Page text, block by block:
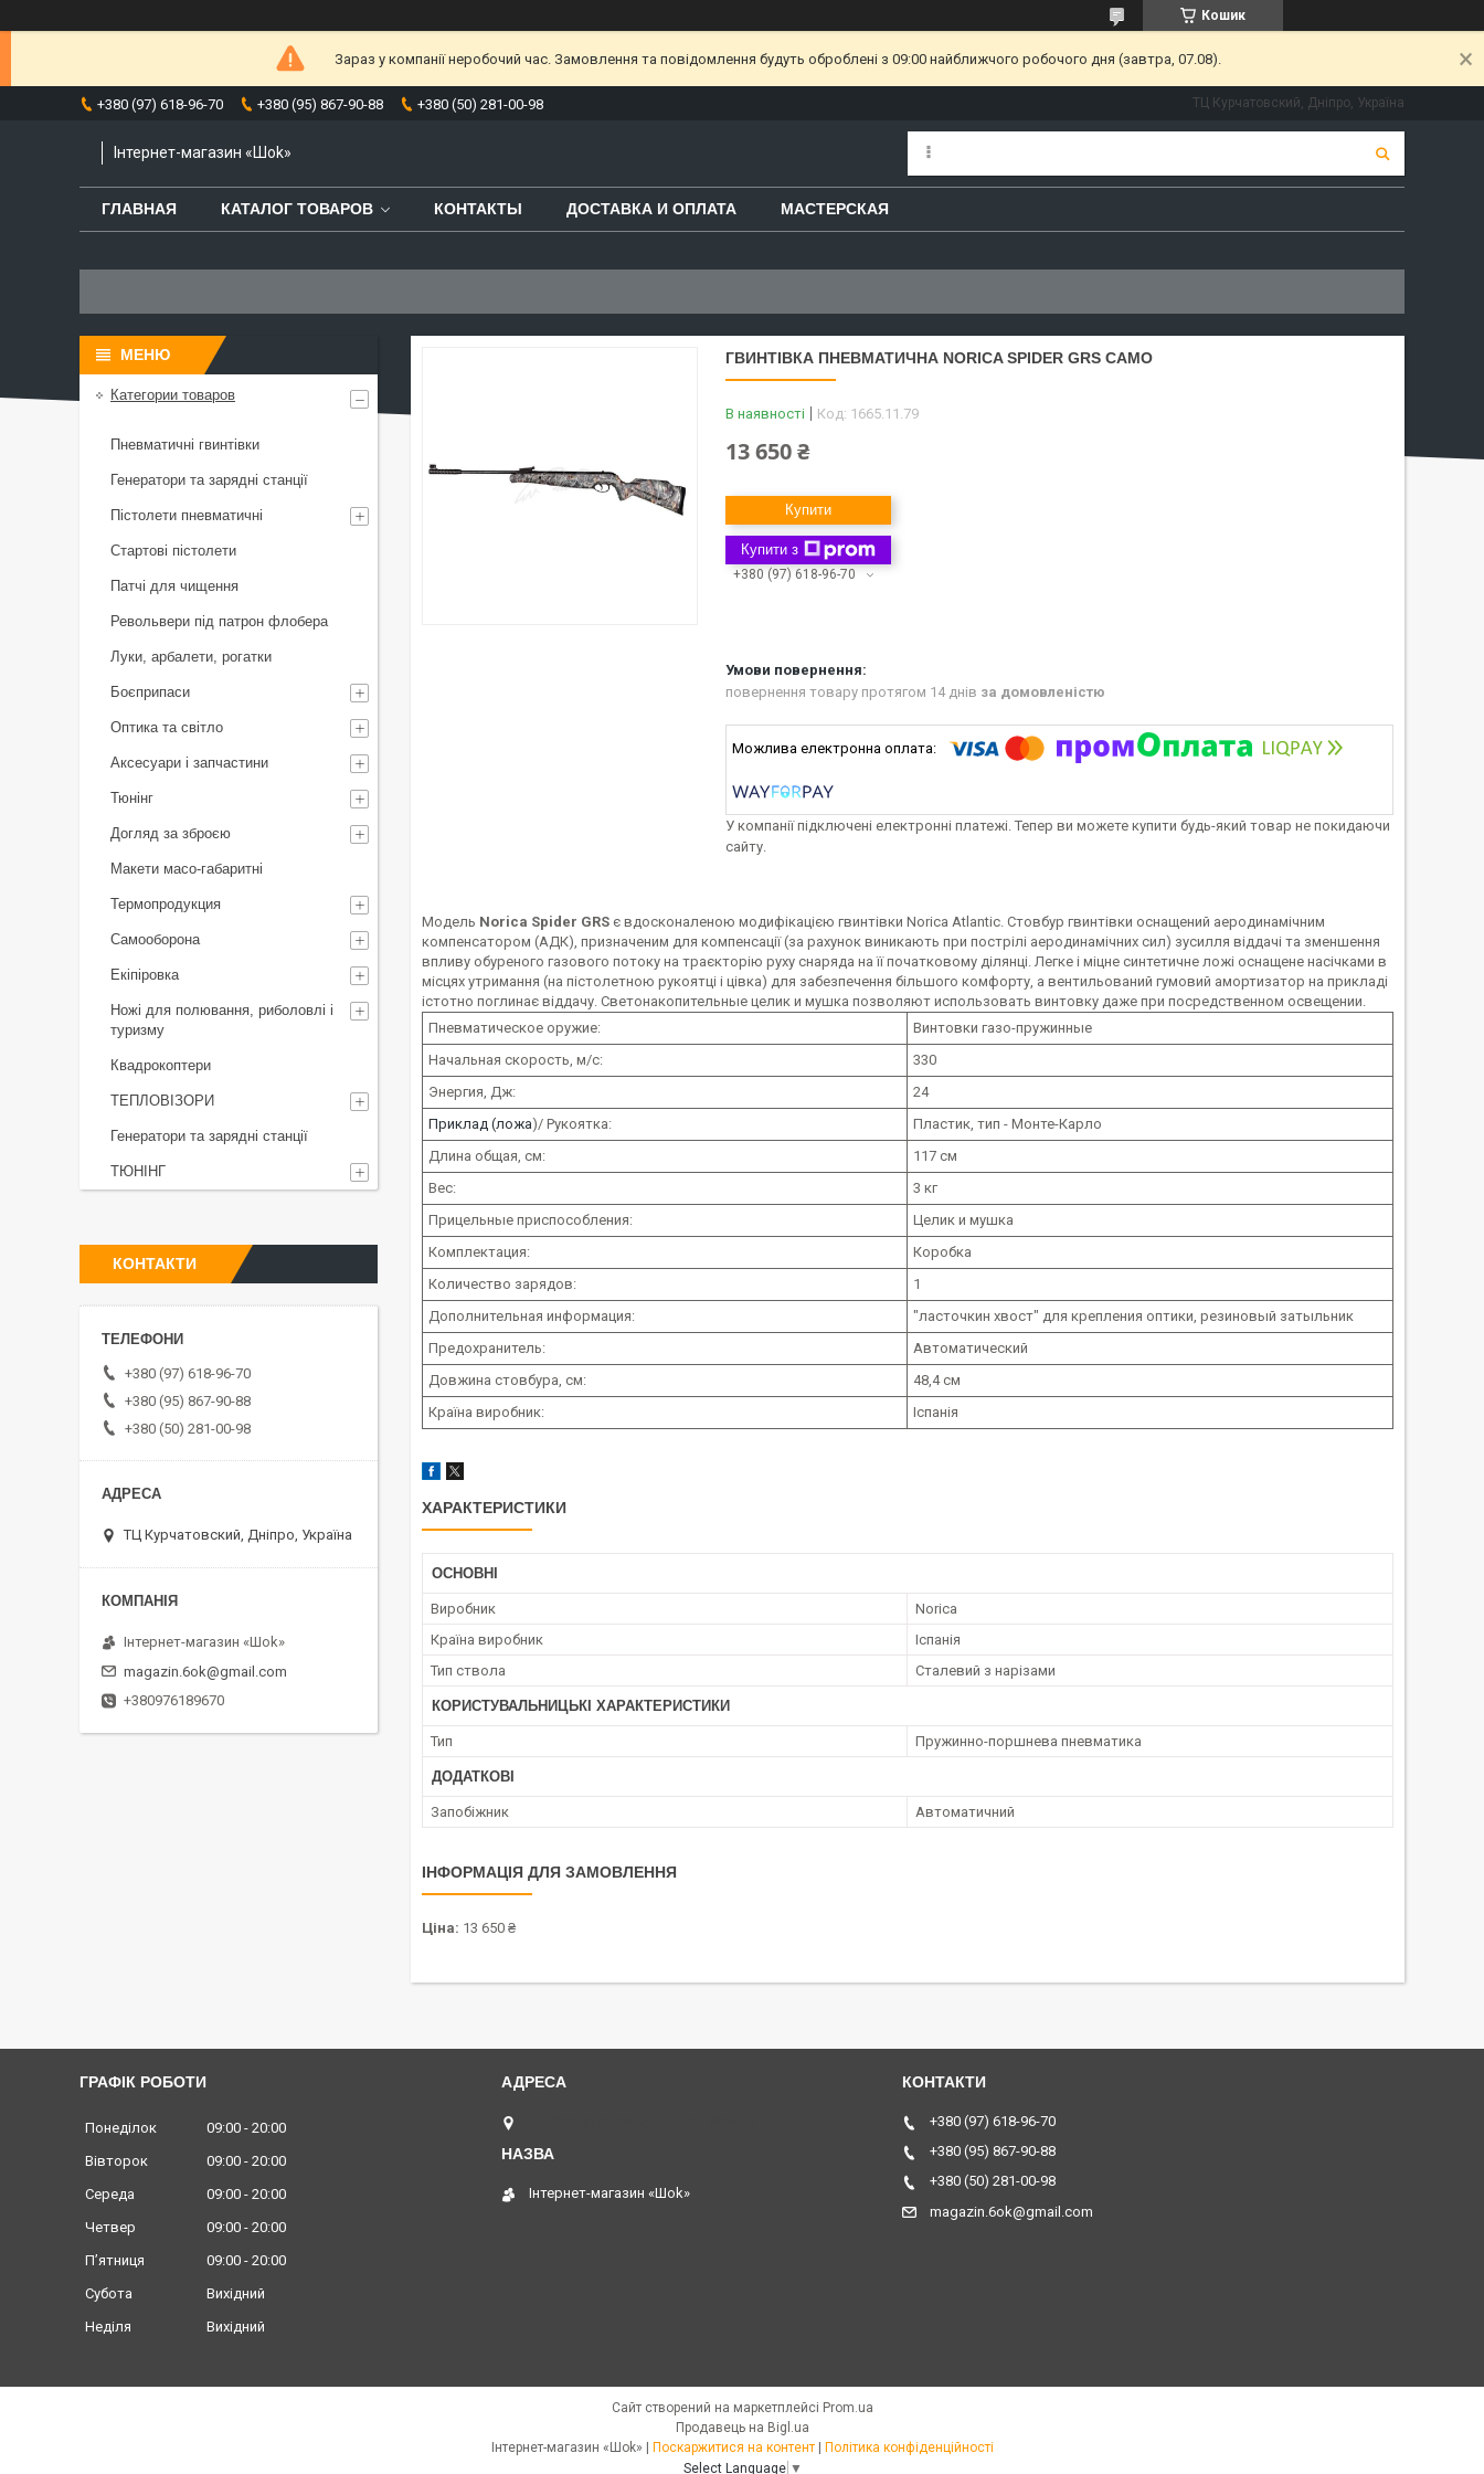
Кошик
Зараз у компанії неробочий час. Замовлення та повідомлення будуть оброблені з 09:00 найближчого робочого дня (завтра, 07.08).
+380 (97) 618-96-70 +380 (95) 867-90-88 +380 (50) 281-00-98 ТЦ Курчатовский, Дніпро, Україна
Інтернет-магазин «Шоk»
ГЛАВНАЯ КАТАЛОГ ТОВАРОВ КОНТАКТЫ ДОСТАВКА И ОПЛАТА МАСТЕРСКАЯ
ГВИНТІВКА ПНЕВМАТИЧНА NORICA SPIDER GRS CAMO
В наявності Код: 1665.11.79
13 650 ₴
Купити
Купити з
+380 (97) 618-96-70
повернення товару протягом 14 днів за домовленістю
У компанії підключені електронні платежі. Тепер ви можете купити будь-який товар не покидаючи
сайту.
Модель Norica Spider GRS є вдосконаленою модифікацією гвинтівки Norica Atlantic. Стовбур гвинтівки оснащений аеродинамічним
компенсатором (АДК), призначеним для компенсації (за рахунок виникають при пострілі аеродинамічних сил) зусилля віддачі та зменшення
впливу обуреного газового потоку на траєкторію руху снаряда на її початковому ділянці. Легке і міцне синтетичне ложі оснащене насічками в
місцях утримання (на пістолетною рукоятці і цівка) для забезпечення більшого комфорту, а вентильований гумовий амортизатор на прикладі
істотно поглинає віддачу. Светонакопительные целик и мушка позволяют использовать винтовку даже при посредственном освещении.
Пневматическое оружие:
Винтовки газо-пружинные
Начальная скорость, м/с:
330
Энергия, Дж:
24
Приклад (ложа)/ Рукоятка:
Пластик, тип - Монте-Карло
Длина общая, см:
117 см
Вес:
3 кг
Прицельные приспособления:
Целик и мушка
Комплектация:
Коробка
Количество зарядов:
1
Дополнительная информация:
"ласточкин хвост" для крепления оптики, резиновый затыльник
Предохранитель:
Автоматический
Довжина стовбура, см:
48,4 см
Країна виробник:
Іспанія
ХАРАКТЕРИСТИКИ
ОСНОВНІ
Виробник
Norica
Країна виробник
Іспанія
Тип ствола
Сталевий з нарізами
КОРИСТУВАЛЬНИЦЬКІ ХАРАКТЕРИСТИКИ
Тип Пружинно-поршнева пневматика
ДОДАТКОВІ
Запобіжник Автоматичний
ІНФОРМАЦІЯ ДЛЯ ЗАМОВЛЕННЯ
Ціна: 13 650 ₴
Категории товаров
Пневматичні гвинтівки
Генератори та зарядні станції
Пістолети пневматичні
Стартові пістолети
Патчі для чищення
Револьвери під патрон флобера
Луки, арбалети, рогатки
Боєприпаси
Оптика та світло
Аксесуари і запчастини
Тюнінг
Догляд за зброєю
Макети масо-габаритні
Термопродукция
Самооборона
Екіпіровка
Ножі для полювання, риболовлі і
туризму
Квадрокоптери
ТЕПЛОВІЗОРИ
Генератори та зарядні станції
ТЮНІНГ
КОНТАКТИ
+380 (97) 618-96-70
+380 (95) 867-90-88
+380 (50) 281-00-98
ТЦ Курчатовский, Дніпро, Україна
Інтернет-магазин «Шоk»
magazin.6ok@gmail.com
+380976189670
ГРАФІК РОБОТИ
Понеділок 09:00
20:00
Вівторок
09:00
20:00
Середа
09:00
20:00
Четвер
09:00
20:00
Пʼятниця
09:00
20:00
Субота
Вихідний
Неділя
Вихідний
Інтернет-магазин «Шоk»
+380 (97) 618-96-70
+380 (95) 867-90-88
+380 (50) 281-00-98
magazin.6ok@gmail.com
Сайт створений на маркетплейсі Prom.ua
Продавець на Bigl.ua
Поскаржитися на контент
Політика конфіденційності
Select Language ▼